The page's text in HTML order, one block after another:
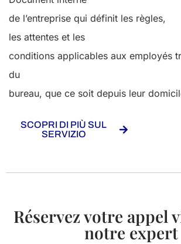
de l’entreprise qui définit les règles,
les attentes et les
conditions applicables aux employés
du
bureau, que ce soit depuis leur
SCOPRI DI PIÙ SUL
SERVIZIO
Réservez votre appel
notre expert